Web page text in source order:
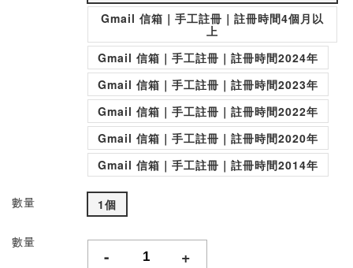
Gmail 信箱｜手工註冊｜註冊時間4個月以
上
Gmail 信箱｜手工註冊｜註冊時間2024年
Gmail 信箱｜手工註冊｜註冊時間2023年
Gmail 信箱｜手工註冊｜註冊時間2022年
Gmail 信箱｜手工註冊｜註冊時間2020年
Gmail 信箱｜手工註冊｜註冊時間2014年
數量 1個
數量
- +